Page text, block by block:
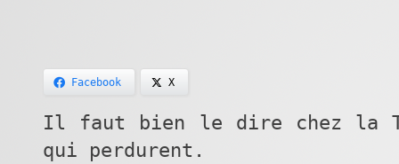
Facebook X
Il faut bien le dire chez la
qui perdurent.